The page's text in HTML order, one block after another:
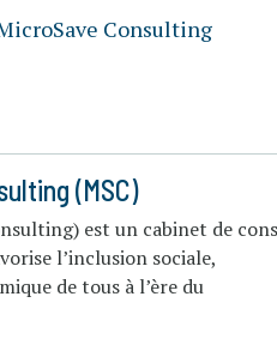
(MSC)
est un cabinet de
l’inclusion sociale,
de tous à l’ère du